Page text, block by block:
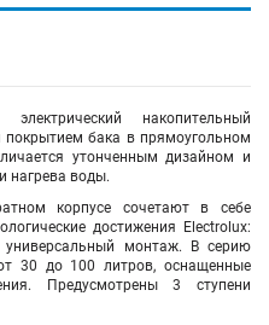
накопительный
бака в прямоугольном
утонченным дизайном и
нагрева воды.
корпусе сочетают в себе
достижения Electrolux:
монтаж. В серию
30 до 100 литров, оснащенные
Предусмотрены 3 ступени